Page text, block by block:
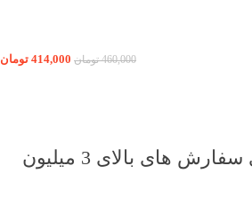
460,000 تومان 414,000 تومان
ارسال رایگان برای سفارش های بالای 3 میلیون